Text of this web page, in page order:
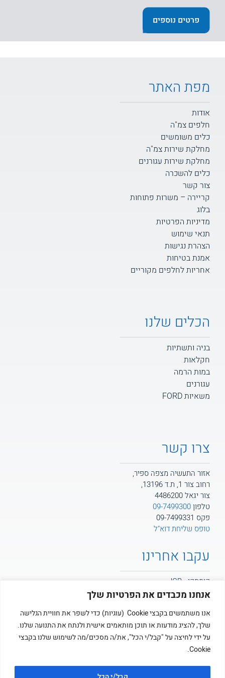
אנחנו מכבדים את הפרטיות שלך
אנו משתמשים בקבצי Cookie (עוגיות) כדי לשפר את חוויית הגלישה
שלך, להציג מודעות או תוכן מותאמים אישית ולנתח את התנועה שלנו.
על ידי לחיצה על "קבל/י הכל", את/ה מסכים/מה לשימוש שלנו בקבצי
Cookie.
פרטים נוספים
מפת האתר
אודות
חלפים צמ"ה
כלים משומשים
מחלקת שירות צמ"ה
מחלקת שירות עגורנים
כלים להשכרה
צור קשר
קריירה – משרות פתוחות
בלוג
מדיניות הפרטיות
תנאי שימוש
הצהרת נגישות
אמנת בטיחות
אחריות לחלפים מקוריים
הכלים שלנו
בניה ותשתיות
חקלאות
במות הרמה
עגורנים
משאיות FORD
צרו קשר
אזור התעשיה מצפה ספיר,
רחוב צור 1, ת.ד 13196,
צור יגאל 4486200
טלפון09-7499300
פקס 09-7499331
טופס שליחת דוא"ל
עקבו אחרינו
קומסקו - JCB
קומסקו - POTAIN
קומסקו